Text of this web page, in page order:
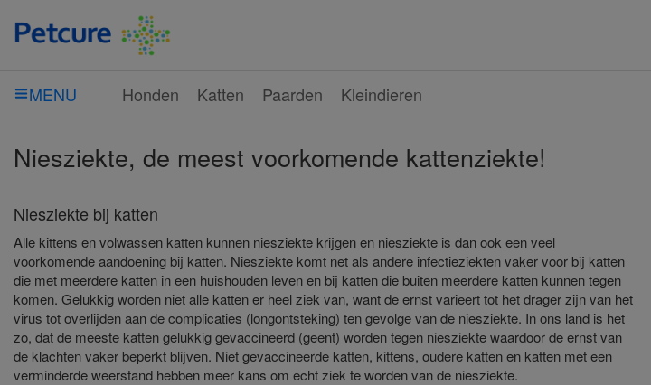
MENU Honden Katten Paarden Kleindieren
Niesziekte, de meest voorkomende kattenziekte!
Niesziekte bij katten
Alle kittens en volwassen katten kunnen niesziekte krijgen en niesziekte is dan ook een veel
voorkomende aandoening bij katten. Niesziekte komt net als andere infectieziekten vaker voor bij katten
die met meerdere katten in een huishouden leven en bij katten die buiten meerdere katten kunnen tegen
komen. Gelukkig worden niet alle katten er heel ziek van, want de ernst varieert tot het drager zijn van het
virus tot overlijden aan de complicaties (longontsteking) ten gevolge van de niesziekte. In ons land is het
zo, dat de meeste katten gelukkig gevaccineerd (geent) worden tegen niesziekte waardoor de ernst van
de klachten vaker beperkt blijven. Niet gevaccineerde katten, kittens, oudere katten en katten met een
verminderde weerstand hebben meer kans om echt ziek te worden van de niesziekte.